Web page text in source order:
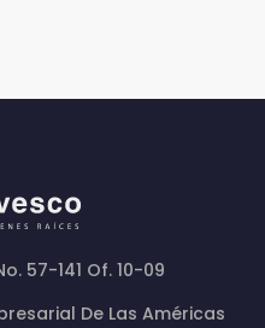
57-141 Of. 10-09
De Las Américas